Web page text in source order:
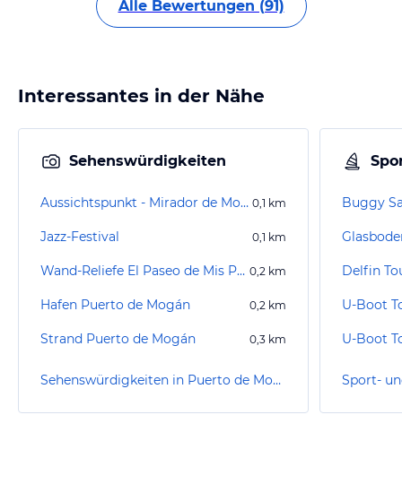
Alle Bewertungen (91)
Interessantes in der Nähe
Sehenswürdigkeiten
Aussichtspunkt - Mirador de Mogan 0,1 km
Jazz-Festival 0,1 km
Wand-Reliefe El Paseo de Mis Padres 0,2 km
Hafen Puerto de Mogán 0,2 km
Strand Puerto de Mogán 0,3 km
Sehenswürdigkeiten in Puerto de Mogán
Buggy
Delfin